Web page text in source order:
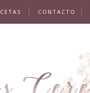
CONTACTO